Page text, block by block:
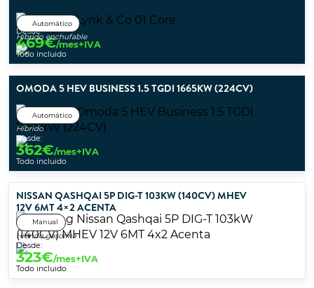
Automático
Híbrido enchufable
Desde:
469€/mes+IVA
Todo incluido
OMODA 5 HEV BUSINESS 1.5 TGDI 1665KW (224CV)
Automático
Híbrido
Desde:
362€/mes+IVA
Todo incluido
NISSAN QASHQAI 5P DIG-T 103KW (140CV) MHEV
12V 6MT 4×2 ACENTA
Manual
Híbrido gasolina
Desde:
323€/mes+IVA
Todo incluido